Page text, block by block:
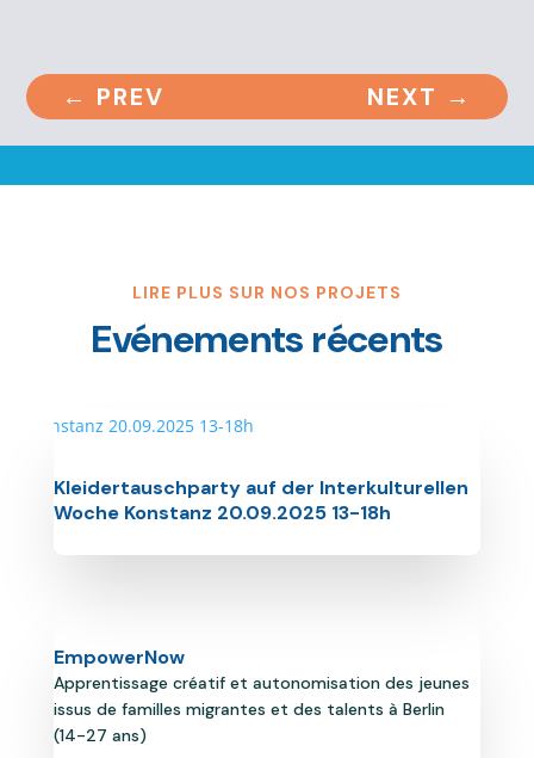
← PREV NEXT →
LIRE PLUS SUR NOS PROJETS
Evénements récents
Kleidertauschparty auf der Interkulturellen
Woche Konstanz 20.09.2025 13-18h
EmpowerNow
Apprentissage créatif et autonomisation des jeunes
issus de familles migrantes et des talents à Berlin
(14-27 ans)